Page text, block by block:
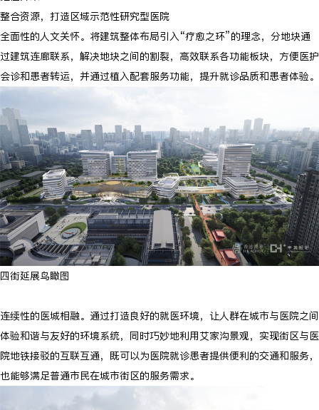
整合资源，打造区域示范性研究型医院
全面性的人文关怀。将建筑整体布局引入“疗愈之环”的理念，分地块通
过建筑连廊联系，解决地块之间的割裂，高效联系各功能板块，方便医护
会诊和患者转运，并通过植入配套服务功能，提升就诊品质和患者体验。
四街延展鸟瞰图
连续性的医城相融。通过打造良好的就医环境，让人群在城市与医院之间
体验和谐与友好的环境系统，同时巧妙地利用艾家沟景观，实现街区与医
院地铁接驳的互联互通，既可以为医院就诊患者提供便利的交通和服务，
也能够满足普通市民在城市街区的服务需求。